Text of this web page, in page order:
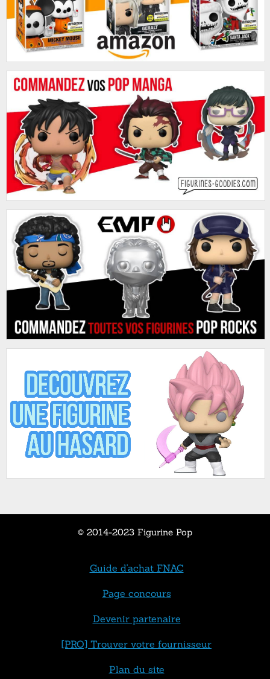
© 2014-2023 Figurine Pop
Guide d'achat FNAC
Page concours
Devenir partenaire
[PRO] Trouver votre fournisseur
Plan du site